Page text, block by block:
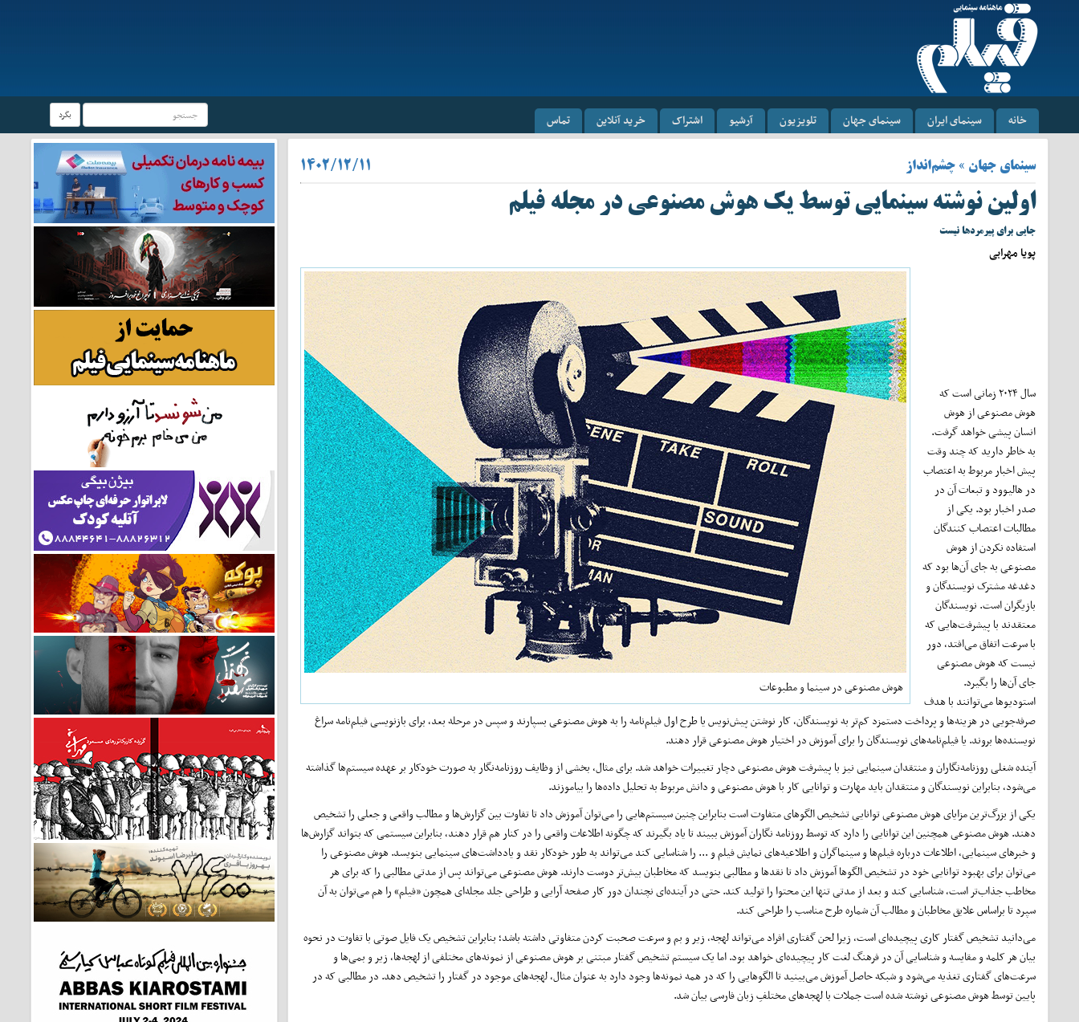
خانه سینمای ایران سینمای جهان تلویزیون آرشیو اشتراک خرید آنلاین تماس بگرد
سینمای جهان » چشم‌انداز ۱۴۰۲/۱۲/۱۱
اولین نوشته سینمایی توسط یک هوش مصنوعی در مجله فیلم
جایی برای پیرمردها نیست
پویا مهرابی
هوش مصنوعی در سینما و مطبوعات
سال ۲۰۲۴ زمانی است که
هوش مصنوعی از هوش
انسان پیشی خواهد گرفت.
به خاطر دارید که چند وقت
پیش اخبار مربوط به اعتصاب
در هالیوود و تبعات آن در
صدر اخبار بود. یکی از
مطالبات اعتصاب کنندگان
استفاده نکردن از هوش
مصنوعی به جای آن‌ها بود که
دغدغه مشترک نویسندگان و
بازیگران است. نویسندگان
معتقدند با پیشرفت‌هایی که
با سرعت اتفاق می‌افتد، دور
نیست که هوش مصنوعی
جای آن‌ها را بگیرد.
استودیوها می‌توانند با هدف
صرفه‌جویی در هزینه‌ها و پرداخت دستمزد کم‌تر به نویسندگان، کار نوشتن پیش‌نویس یا طرح اول فیلم‌نامه را به هوش مصنوعی بسپارند و سپس در مرحله بعد، برای بازنویسی فیلم‌نامه سراغ
نویسنده‌ها بروند. یا فیلم‌نامه‌های نویسندگان را برای آموزش در اختیار هوش مصنوعی قرار دهند.
آینده شغلی روزنامه‌نگاران و منتقدان سینمایی نیز با پیشرفت هوش مصنوعی دچار تغییرات خواهد شد. برای مثال، بخشی از وظایف روزنامه‌نگار به صورت خودکار بر عهده سیستم‌ها گذاشته
می‌شود، بنابراین نویسندگان و منتقدان باید مهارت و توانایی کار با هوش مصنوعی و دانش مربوط به تحلیل داده‌ها را بیاموزند.
یکی از بزرگ‌ترین مزایای هوش مصنوعی توانایی تشخیص الگوهای متفاوت است بنابراین چنین سیستم‌هایی را می‌توان آموزش داد تا تفاوت بین گزارش‌ها و مطالب واقعی و جعلی را تشخیص
دهند. هوش مصنوعی همچنین این توانایی را دارد که توسط روزنامه نگاران آموزش ببیند تا یاد بگیرند که چگونه اطلاعات واقعی را در کنار هم قرار دهند، بنابراین سیستمی که بتواند گزارش‌ها
و خبرهای سینمایی، اطلاعات درباره فیلم‌ها و سینماگران و اطلاعیه‌های نمایش فیلم و ... را شناسایی کند می‌تواند به طور خودکار نقد و یادداشت‌های سینمایی بنویسد. هوش مصنوعی را
می‌توان برای بهبود توانایی خود در تشخیص الگوها آموزش داد تا نقدها و مطالبی بنویسد که مخاطبان بیش‌تر دوست دارند. هوش مصنوعی می‌تواند پس از مدتی مطالبی را که برای هر
مخاطب جذاب‌تر است، شناسایی کند و بعد از مدتی تنها این محتوا را تولید کند. حتی در آینده‌ای نچندان دور کار صفحه آرایی و طراحی جلد مجله‌ای همچون «فیلم» را هم می‌توان به آن
سپرد تا براساس علایق مخاطبان و مطالب آن شماره طرح مناسب را طراحی کند.
می‌دانید تشخیص گفتار کاری پیچیده‌ای است، زیرا لحن گفتاری افراد می‌تواند لهجه، زیر و بم و سرعت صحبت کردن متفاوتی داشته باشد؛ بنابراین تشخیص یک فایل صوتی با تفاوت در نحوه
بیان هر کلمه و مقایسه و شناسایی آن در فرهنگ لغت کار پیچیده‌ای خواهد بود. اما یک سیستم تشخیص گفتار مبتنی بر هوش مصنوعی از نمونه‌های مختلفی از لهجه‌ها، زیر و بمی‌ها و
سرعت‌های گفتاری تغذیه می‌شود و شبکه حاصل آموزش می‌بینید تا الگوهایی را که در همه نمونه‌ها وجود دارد به عنوان مثال، لهجه‌های موجود در گفتار را تشخیص دهد. در مطالبی که در
پایین توسط هوش مصنوعی نوشته شده است جملات با لهجه‌های مختلفِ زبان فارسی بیان شد.